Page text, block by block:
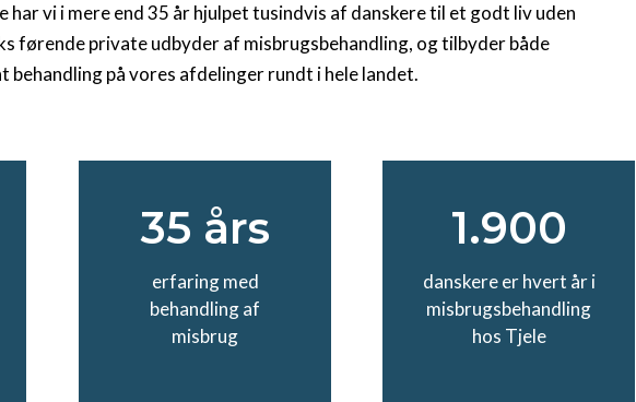
har vi i mere end 35 år hjulpet tusindvis af danskere til et godt liv uden
førende private udbyder af misbrugsbehandling, og tilbyder både
behandling på vores afdelinger rundt i hele landet.
35 års
erfaring med
behandling af
misbrug
1.900
danskere er hvert år i
misbrugsbehandling
hos Tjele